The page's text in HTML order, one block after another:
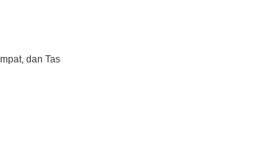
dan Tas